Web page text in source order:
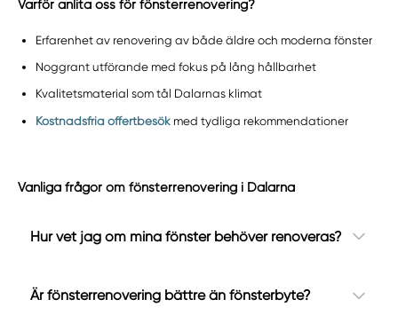
Varför anlita oss för fönsterrenovering?
Erfarenhet av renovering av både äldre och moderna fönster
Noggrant utförande med fokus på lång hållbarhet
Kvalitetsmaterial som tål Dalarnas klimat
Kostnadsfria offertbesök med tydliga rekommendationer
Vanliga frågor om fönsterrenovering i Dalarna
Hur vet jag om mina fönster behöver renoveras?
Är fönsterrenovering bättre än fönsterbyte?